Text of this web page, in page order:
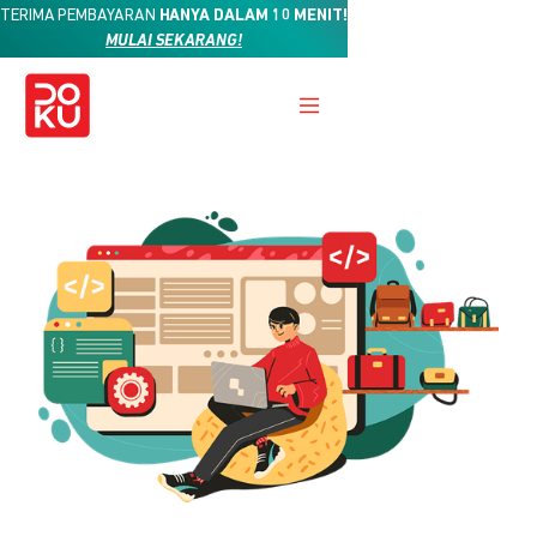
TERIMA PEMBAYARAN HANYA DALAM 10 MENIT!
MULAI SEKARANG!